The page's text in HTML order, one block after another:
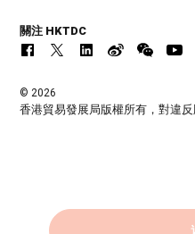
關注 HKTDC
© 2026
香港貿易發展局版權所有，對違反